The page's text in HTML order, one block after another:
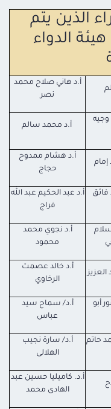
الذين يتم
الدواء
أ.د هاني صلاح محمد
نصر
أ.د محمد سالم
أ.د هشام ممدوح
حجاج
أ.د عبد الحكيم عبد الله
فراج
أ.د نجوي محمد
محمود
أ.د خالد عصمت
الرخاوي
أبو
أ.د/ سماح سيد
عباس
حاتم
أ.د/ سارة نجيب
الهلالى
أ.د. كاميليا حسين عبد
الهادى محمد